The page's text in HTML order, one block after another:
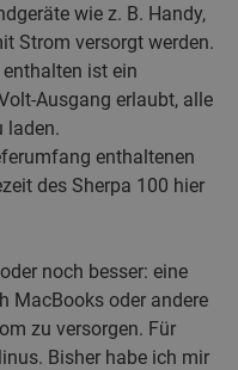
wie z. B. Handy,
Strom versorgt werden.
ist ein
Ausgang erlaubt, alle
laden.
enthaltenen
des Sherpa 100 hier
noch besser: eine
MacBooks oder andere
zu versorgen. Für
Bisher habe ich mir